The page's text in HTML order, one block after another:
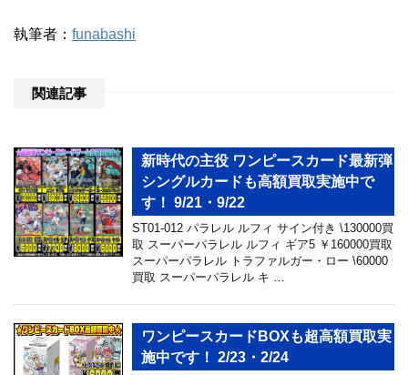
執筆者： funabashi
関連記事
新時代の主役 ワンピースカード最新弾
シングルカードも高額買取実施中で
す！ 9/21・9/22
ST01-012 パラレル ルフィ サイン付き \130000買
取 スーパーパラレル ルフィ ギア5 ￥160000買取
スーパーパラレル トラファルガー・ロー \60000
買取 スーパーパラレル キ …
ワンピースカードBOXも超高額買取実
施中です！ 2/23・2/24